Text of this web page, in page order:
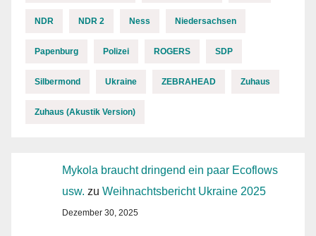
NDR NDR 2 Ness Niedersachsen
Papenburg Polizei ROGERS SDP
Silbermond Ukraine ZEBRAHEAD Zuhaus
Zuhaus (Akustik Version)
Mykola braucht dringend ein paar Ecoflows
usw. zu Weihnachtsbericht Ukraine 2025
Dezember 30, 2025